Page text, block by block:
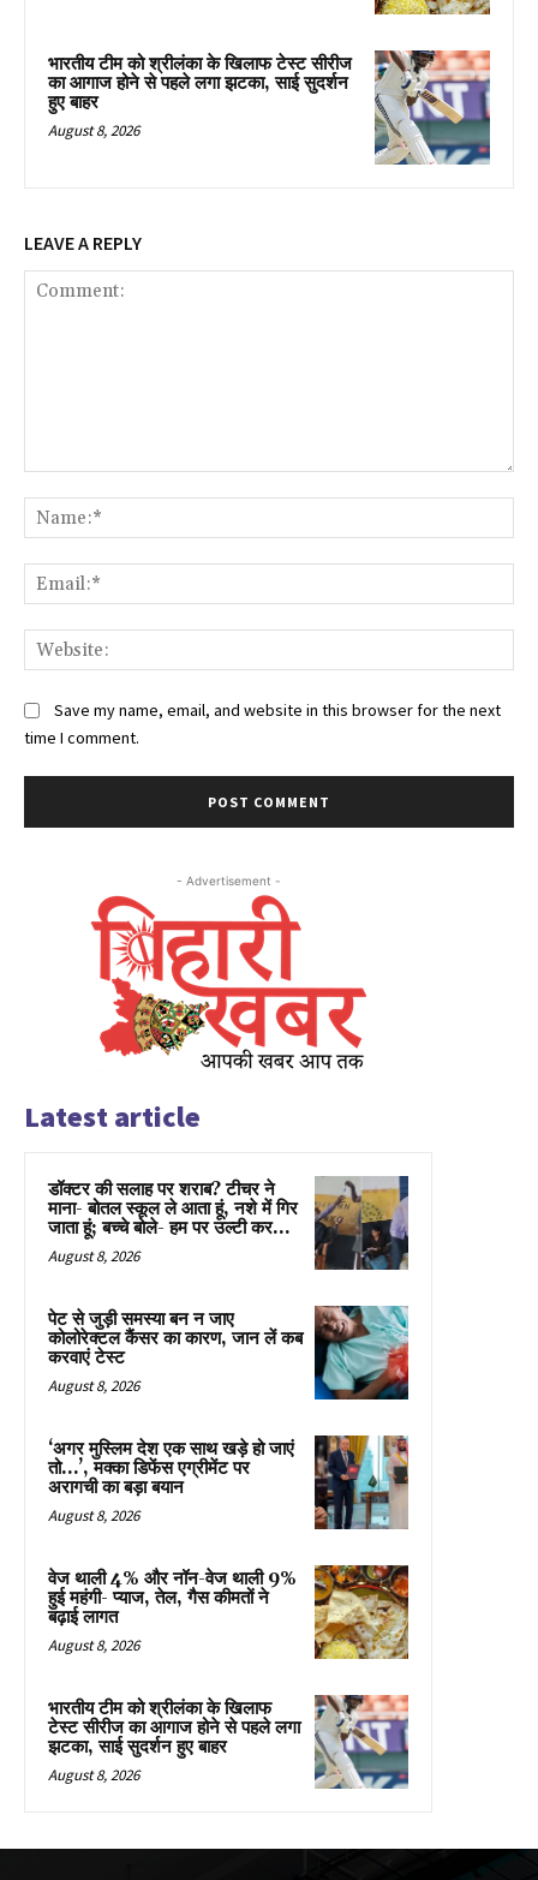
भारतीय टीम को श्रीलंका के खिलाफ टेस्ट सीरीज
का आगाज होने से पहले लगा झटका, साई सुदर्शन
हुए बाहर
August 8, 2026
LEAVE A REPLY
Save my name, email, and website in this browser for the next
time I comment.
- Advertisement -
Latest article
डॉक्टर की सलाह पर शराब? टीचर ने
माना- बोतल स्कूल ले आता हूं, नशे में गिर
जाता हूं; बच्चे बोले- हम पर उल्टी कर...
August 8, 2026
पेट से जुड़ी समस्या बन न जाए
कोलोरेक्टल कैंसर का कारण, जान लें कब
करवाएं टेस्ट
August 8, 2026
‘अगर मुस्लिम देश एक साथ खड़े हो जाएं
तो…’, मक्का डिफेंस एग्रीमेंट पर
अरागची का बड़ा बयान
August 8, 2026
वेज थाली 4% और नॉन-वेज थाली 9%
हुई महंगी- प्याज, तेल, गैस कीमतों ने
बढ़ाई लागत
August 8, 2026
भारतीय टीम को श्रीलंका के खिलाफ
टेस्ट सीरीज का आगाज होने से पहले लगा
झटका, साई सुदर्शन हुए बाहर
August 8, 2026